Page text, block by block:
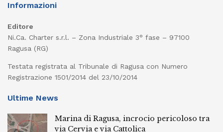
Informazioni
Editore
Ni.Ca. Charter s.r.l. – Zona Industriale 3° fase – 97100
Ragusa (RG)
Testata registrata al Tribunale di Ragusa con Numero
Registrazione 1501/2014 del 23/10/2014
Ultime News
Marina di Ragusa, incrocio pericoloso tra
via Cervia e via Cattolica